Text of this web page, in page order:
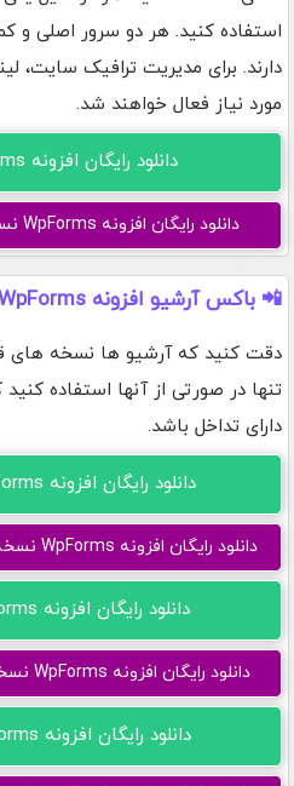
استفاده کنید. هر دو سرور اصلی و
دارند. برای مدیریت ترافیک سایت،
مورد نیاز فعال خواهند شد.
دانلود رایگان افزونه WpForms نسخه 2.0
دانلود رایگان افزونه WpForms نسخه 2.0 - لینک سرور کمکی
📲 باکس آرشیو افزونه WpForms
دقت کنید که آرشیو ها نسخه های
تنها در صورتی از آنها استفاده
دارای تداخل باشد.
دانلود رایگان افزونه WpForms نسخه 1.10.2.1
دانلود رایگان افزونه WpForms نسخه 1.10.2.1 - لینک سرور کمکی
دانلود رایگان افزونه WpForms نسخه 1.10.1
دانلود رایگان افزونه WpForms نسخه 1.10.1 - لینک سرور کمکی
دانلود رایگان افزونه WpForms نسخه 1.9.8.7